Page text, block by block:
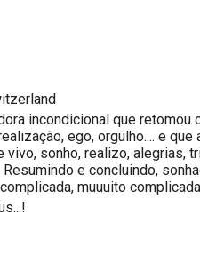
incondicional que retomou
ego, orgulho.... e
vivo, sonho, realizo, alegrias,
Resumindo e concluindo,
muuuito